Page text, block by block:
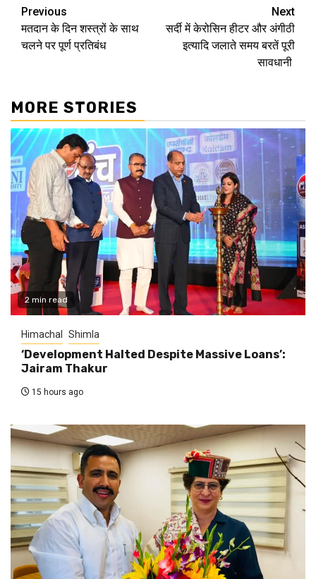
Continue
Reading
Previous
मतदान के दिन शस्त्रों के साथ
चलने पर पूर्ण प्रतिबंध
Next
सर्दी में केरोसिन हीटर और अंगीठी
इत्यादि जलाते समय बरतें पूरी
सावधानी
MORE STORIES
2 min read
Himachal Shimla
‘Development Halted Despite Massive Loans’:
Jairam Thakur
15 hours ago